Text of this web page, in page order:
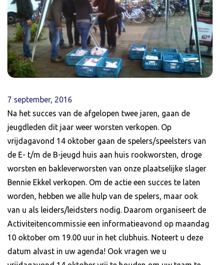
7 september, 2016
Na het succes van de afgelopen twee jaren, gaan de
jeugdleden dit jaar weer worsten verkopen. Op
vrijdagavond 14 oktober gaan de spelers/speelsters van
de E- t/m de B-jeugd huis aan huis rookworsten, droge
worsten en bakleverworsten van onze plaatselijke slager
Bennie Ekkel verkopen. Om de actie een succes te laten
worden, hebben we alle hulp van de spelers, maar ook
van u als leiders/leidsters nodig. Daarom organiseert de
Activiteitencommissie een informatieavond op maandag
10 oktober om 19.00 uur in het clubhuis. Noteert u deze
datum alvast in uw agenda! Ook vragen we u